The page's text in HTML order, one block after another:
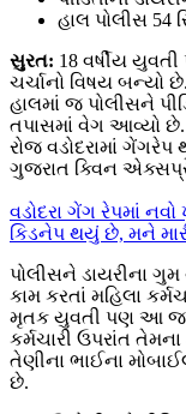
હાલ પોલીસ 54
સુરત: 18 વર્ષીય
ચર્ચાનો વિષય બન્યો
હાલમાં જ પોલીસને
તપાસમાં વેગ આવ્યો
રોજ વડોદરામાં
ગુજરાત ક્વિન
વડોદરા ગેંગ રેપમાં
કિડનેપ થયું છે, મને
પોલીસને ડાયરીના ગુમ
કામ કરતાં મહિલા
મૃતક યુવતી પણ આ જ
કર્મચારી ઉપરાંત
તેણીના ભાઈના
છે.